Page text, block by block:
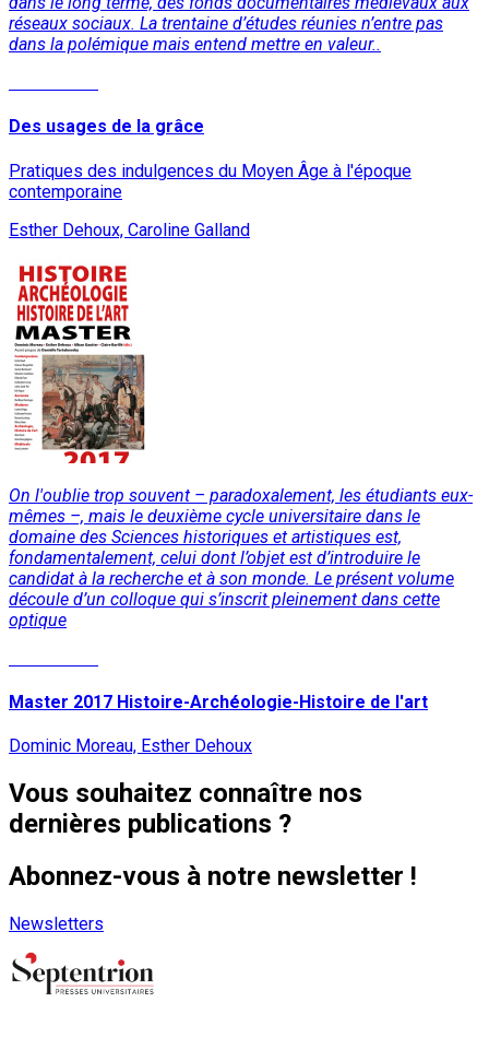
réseaux sociaux. La trentaine d’études réunies n’entre pas
dans la polémique mais entend mettre en valeur..
Des usages de la grâce
Pratiques des indulgences du Moyen Âge à l'époque
contemporaine
Esther Dehoux, Caroline Galland
On l'oublie trop souvent – paradoxalement, les étudiants eux-
mêmes –, mais le deuxième cycle universitaire dans le
domaine des Sciences historiques et artistiques est,
fondamentalement, celui dont l’objet est d’introduire le
candidat à la recherche et à son monde. Le présent volume
découle d’un colloque qui s’inscrit pleinement dans cette
optique
Master 2017 Histoire-Archéologie-Histoire de l'art
Dominic Moreau, Esther Dehoux
Vous souhaitez connaître nos
dernières publications ?
Abonnez-vous à notre newsletter !
Newsletters